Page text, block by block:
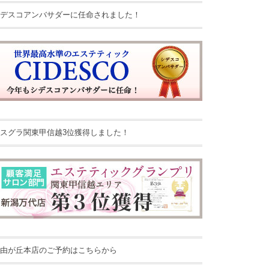
スコアンバサダーに任命されました！
グラ関東甲信越3位獲得しました！
が丘本店のご予約はこちらから